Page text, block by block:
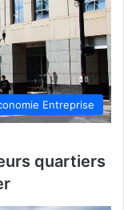
Entreprise
quartiers